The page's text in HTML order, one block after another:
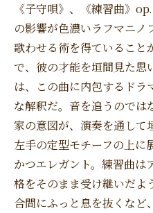
《子守唄》、《練習曲》
の影響が色濃いラフマニノ
歌わせる術を得ていること
で、彼の才能を垣間見た思
は、この曲に内包するドラ
な解釈だ。音を追うのでは
家の意図が、演奏を通して
左手の定型モチーフの上に
かつエレガント。練習曲は
格をそのまま受け継いだよ
合間にふっと息を抜くなど